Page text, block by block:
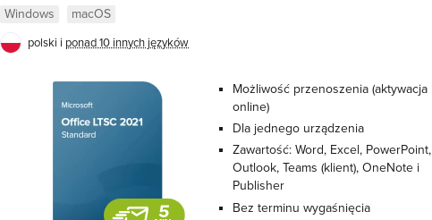
Windows macOS
polski i ponad 10 innych języków
Możliwość przenoszenia (aktywacja
online)
Dla jednego urządzenia
Zawartość: Word, Excel, PowerPoint,
Outlook, Teams (klient), OneNote i
Publisher
Bez terminu wygaśnięcia